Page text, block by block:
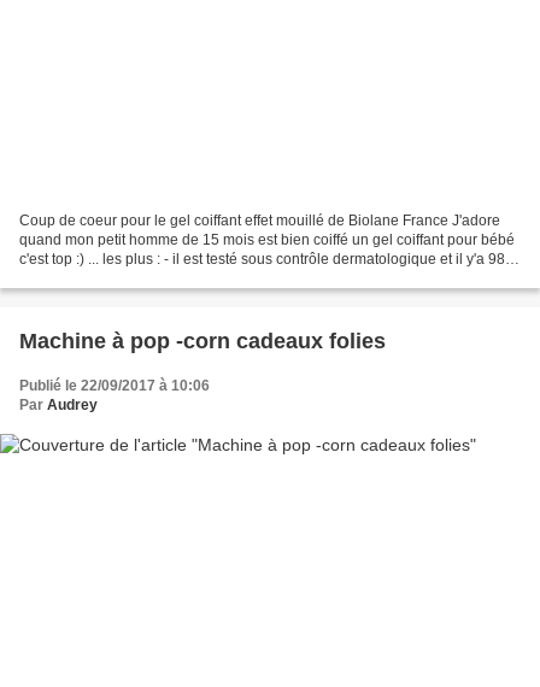
Coup de coeur pour le gel coiffant effet mouillé de Biolane France J'adore
quand mon petit homme de 15 mois est bien coiffé un gel coiffant pour bébé
c'est top :) ... les plus : - il est testé sous contrôle dermatologique et il y'a 98
Machine à pop -corn cadeaux folies
Publié le 22/09/2017 à 10:06
Par Audrey